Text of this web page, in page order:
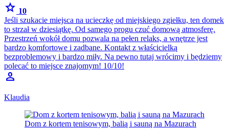
star 10
Jeśli szukacie miejsca na ucieczkę od miejskiego zgiełku, ten domek
to strzał w dziesiątkę. Od samego progu czuć domową atmosferę.
Przestrzeń wokół domu pozwala na pełen relaks, a wnętrze jest
bardzo komfortowe i zadbane. Kontakt z właścicielką
bezproblemowy i bardzo miły. Na pewno tutaj wrócimy i będziemy
polecać to miejsce znajomym! 10/10!
person
Klaudia
Dom z kortem tenisowym, balią i sauną na Mazurach